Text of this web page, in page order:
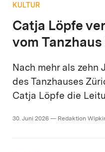
KULTUR
Catja Löpfe
vom
Nach mehr als zehn
des Tanzhauses
Catja Löpfe die
30. Juni 2026 — Redaktion